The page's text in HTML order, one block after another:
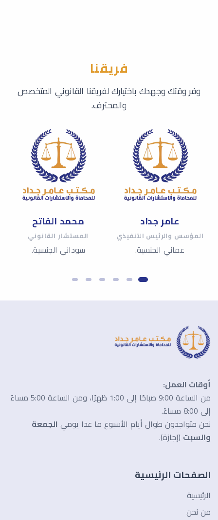
فريقنا
وفر وقتك وجهدك باختيارك لفريقنا القانوني المتخصص
والمحترف.
عامر جداد
المؤسس والرئيس التنفيذي
عماني الجنسية.
محمد الفاتح
المستشار القانوني
سوداني الجنسية.
أوقات العمل:
من الساعة 9:00 صباحًا إلى 1:00 ظهرًا، ومن الساعة 5:00 مساءً
إلى 8:00 مساءً.
نحن متواجدون طوال أيام الأسبوع ما عدا يومي الجمعة
والسبت (إجازة).
الصفحات الرئيسية
الرئيسية
من نحن